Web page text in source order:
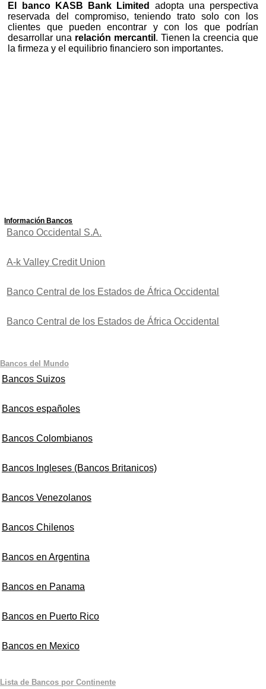
El banco KASB Bank Limited
adopta una perspectiva
reservada del compromiso, teniendo trato solo con los
clientes que pueden encontrar y con los que podrían
desarrollar una relación mercantil . Tienen la creencia que
la firmeza y el equilibrio financiero son importantes.
Información Bancos
Banco Occidental S.A.
A-k Valley Credit Union
Banco Central de los Estados de África Occidental
Banco Central de los Estados de África Occidental
Bancos del Mundo
Bancos Suizos
Bancos españoles
Bancos Colombianos
Bancos Ingleses (Bancos Britanicos)
Bancos Venezolanos
Bancos Chilenos
Bancos en Argentina
Bancos en Panama
Bancos en Puerto Rico
Bancos en Mexico
Lista de Bancos por Continente